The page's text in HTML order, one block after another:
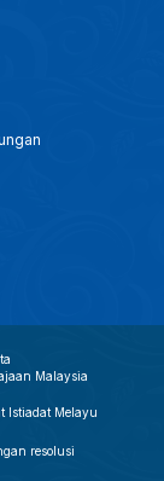
Malaysia
Istiadat Melayu
resolusi